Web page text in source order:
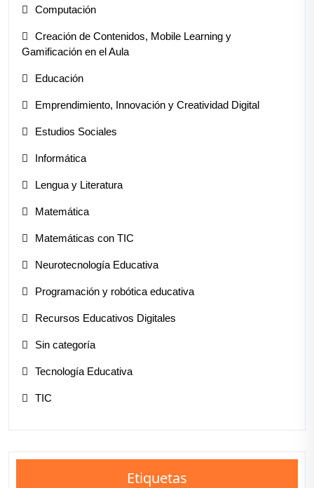
Computación
Creación de Contenidos, Mobile Learning y
Gamificación en el Aula
Educación
Emprendimiento, Innovación y Creatividad Digital
Estudios Sociales
Informática
Lengua y Literatura
Matemática
Matemáticas con TIC
Neurotecnología Educativa
Programación y robótica educativa
Recursos Educativos Digitales
Sin categoría
Tecnología Educativa
TIC
Etiquetas